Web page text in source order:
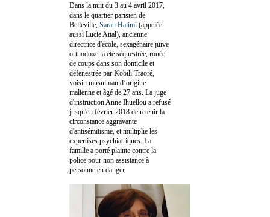
Dans la nuit du 3 au 4 avril 2017,
dans le quartier parisien de
Belleville, Sarah Halimi (appelée
aussi Lucie Attal), ancienne
directrice d'école, sexagénaire juive
orthodoxe, a été séquestrée, rouée
de coups dans son domicile et
défenestrée par Kobili Traoré,
voisin musulman d’origine
malienne et âgé de 27 ans. La juge
d'instruction Anne Ihuellou a refusé
jusqu'en février 2018 de retenir la
circonstance aggravante
d'antisémitisme, et multiplie les
expertises psychiatriques. La
famille a porté plainte contre la
police pour non assistance à
personne en danger.